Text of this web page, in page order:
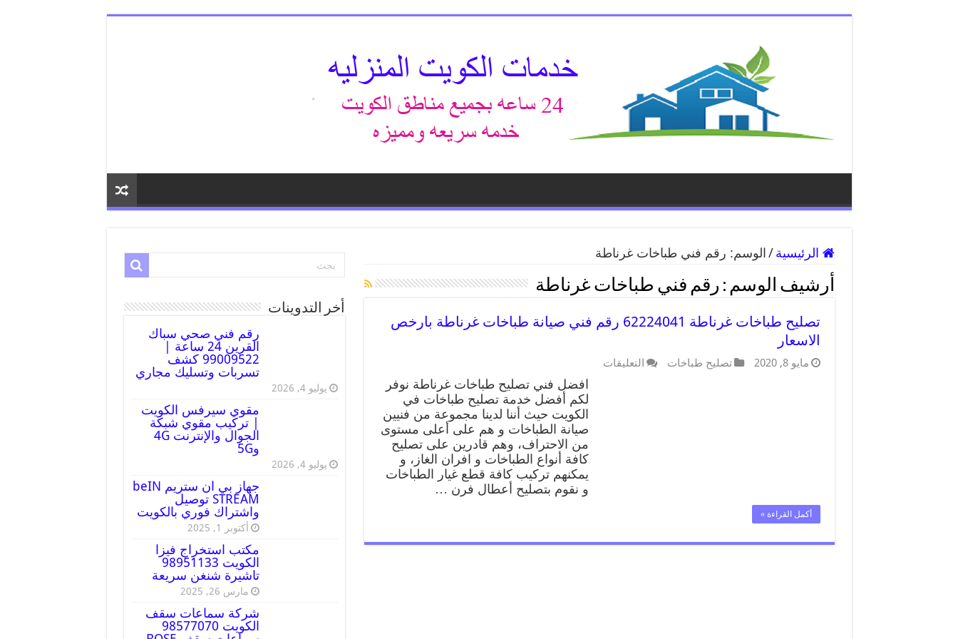
الرئيسية / الوسم: رقم فني طباخات غرناطة
أرشيف الوسم : رقم فني طباخات غرناطة
تصليح طباخات غرناطة 62224041 رقم فني صيانة طباخات غرناطة بارخص
الاسعار
مايو 8, 2020 تصليح طباخات التعليقات
افضل فني تصليح طباخات غرناطة نوفر
لكم أفضل خدمة تصليح طباخات في
الكويت حيث أننا لدينا مجموعة من فنيين
صيانة الطباخات و هم على أعلى مستوى
من الاحتراف، وهم قادرين على تصليح
كافة أنواع الطباخات و افران الغاز، و
يمكنهم تركيب كافة قطع غيار الطباخات
و نقوم بتصليح أعطال فرن …
أكمل القراءة »
أخر التدوينات
رقم فني صحي سباك
القرين 24 ساعة |
99009522 كشف
تسربات وتسليك مجاري
يوليو 4, 2026
مقوي سيرفس الكويت
| تركيب مقوي شبكة
الجوال والإنترنت 4G
و5G
يوليو 4, 2026
جهاز بي ان ستريم beIN
STREAM توصيل
واشتراك فوري بالكويت
أكتوبر 1, 2025
مكتب استخراج فيزا
الكويت 98951133
تاشيرة شنغن سريعة
مارس 26, 2025
شركة سماعات سقف
الكويت 98577070